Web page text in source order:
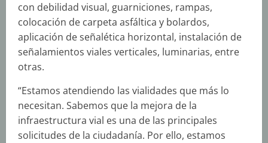
con debilidad visual, guarniciones, rampas,
colocación de carpeta asfáltica y bolardos,
aplicación de señalética horizontal, instalación de
señalamientos viales verticales, luminarias, entre
otras.
“Estamos atendiendo las vialidades que más lo
necesitan. Sabemos que la mejora de la
infraestructura vial es una de las principales
solicitudes de la ciudadanía. Por ello, estamos